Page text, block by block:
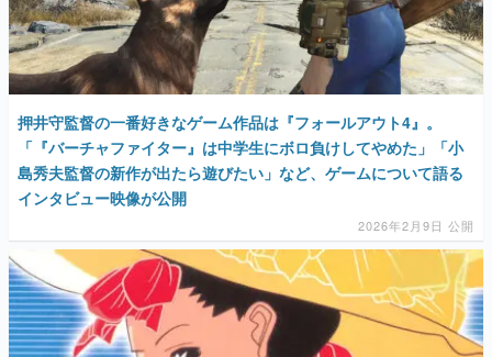
押井守監督の一番好きなゲーム作品は『フォールアウト4』。
「『バーチャファイター』は中学生にボロ負けしてやめた」「小
島秀夫監督の新作が出たら遊びたい」など、ゲームについて語る
インタビュー映像が公開
2026年2月9日 公開